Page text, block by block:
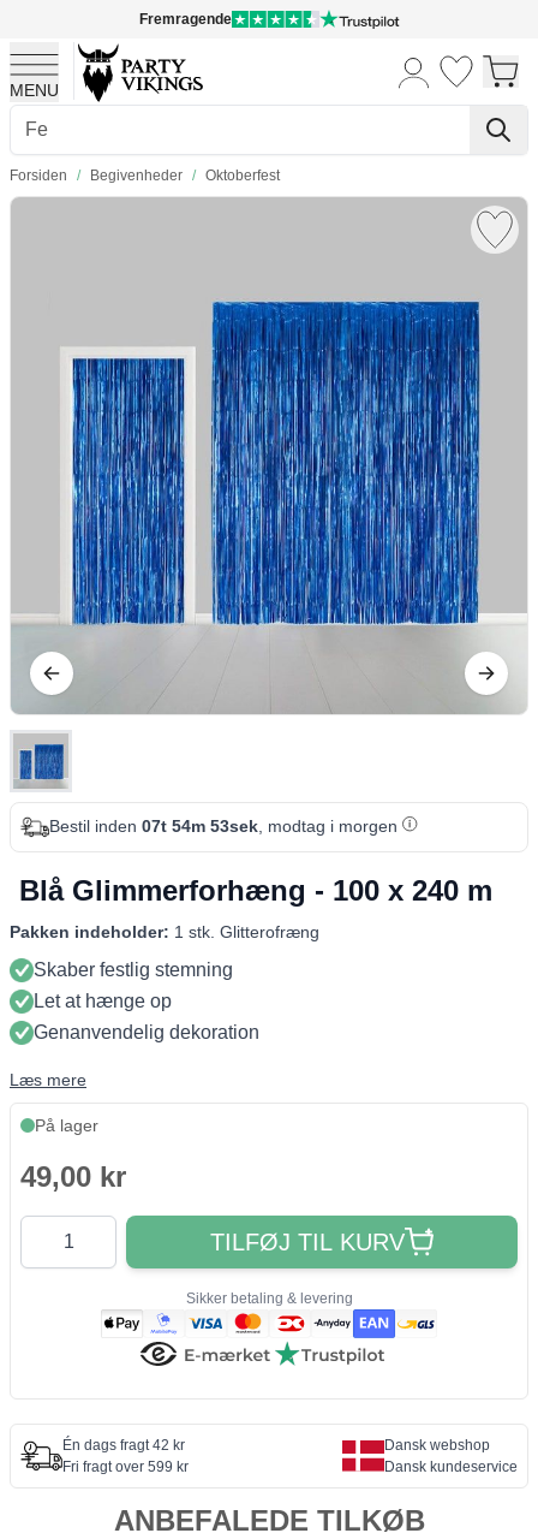
Fremragende
MENU
Skip to Content
Forsiden / Begivenheder / Oktoberfest
Bestil inden 07t 54m 52sek, modtag i morgen
Blå Glimmerforhæng - 100 x 240 m
Pakken indeholder: 1 stk. Glitterofræng
Skaber festlig stemning
Let at hænge op
Genanvendelig dekoration
Læs mere
På lager
49,00 kr
Antal
TILFØJ TIL KURV
Sikker betaling & levering
Én dags fragt 42 kr
Fri fragt over 599 kr
Dansk webshop
Dansk kundeservice
ANBEFALEDE TILKØB